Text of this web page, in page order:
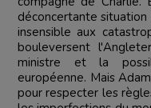
déconcertante
insensible aux
bouleversent
ministre et la
européenne. Mais
pour respecter les